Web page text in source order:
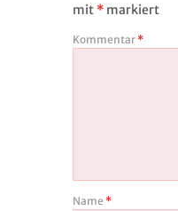
mit * markiert
Kommentar *
Name *